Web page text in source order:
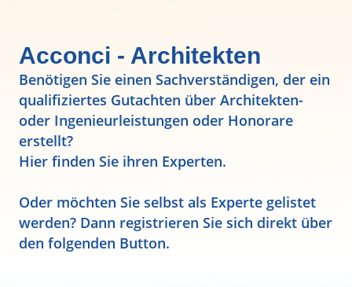
Acconci - Architekten
Benötigen Sie einen Sachverständigen, der ein
qualifiziertes Gutachten über Architekten-
oder Ingenieurleistungen oder Honorare
erstellt?
Hier finden Sie ihren Experten.
Oder möchten Sie selbst als Experte gelistet
werden? Dann registrieren Sie sich direkt über
den folgenden Button.